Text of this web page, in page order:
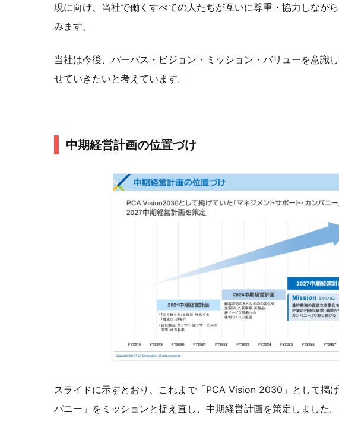
現に向け、当社で働くすべての人たちが互いに尊重・協力しなが
みます。
当社は今後、パーパス・ビジョン・ミッション・バリューを意識
せていきたいと考えています。
中期経営計画の位置づけ
スライドに示すとおり、これまで「PCA Vision 2030」として掲
パニー」をミッションと捉え直し、中期経営計画を策定しました。